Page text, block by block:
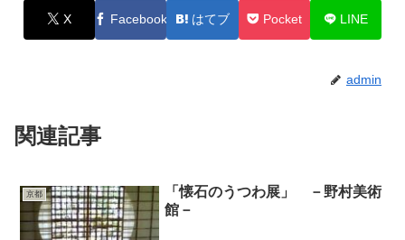
X Facebook はてブ Pocket LINE
admin
関連記事
京都
「懐石のうつわ展」 －野村美術
館－